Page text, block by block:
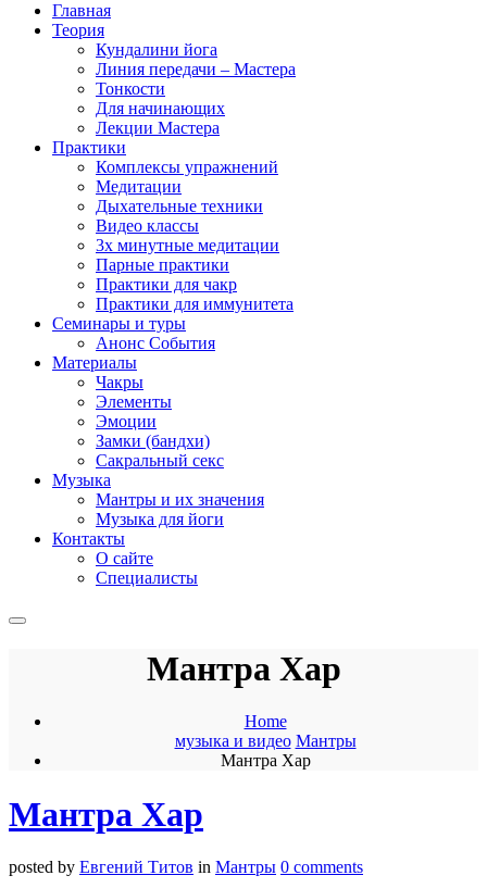
Главная
Теория
Кундалини йога
Линия передачи – Мастера
Тонкости
Для начинающих
Лекции Мастера
Практики
Комплексы упражнений
Медитации
Дыхательные техники
Видео классы
3х минутные медитации
Парные практики
Практики для чакр
Практики для иммунитета
Семинары и туры
Анонс События
Материалы
Чакры
Элементы
Эмоции
Замки (бандхи)
Сакральный секс
Музыка
Мантры и их значения
Музыка для йоги
Контакты
О сайте
Специалисты
Мантра Хар
Home
музыка и видео Мантры
Мантра Хар
Мантра Хар
posted by Евгений Титов in Мантры 0 comments